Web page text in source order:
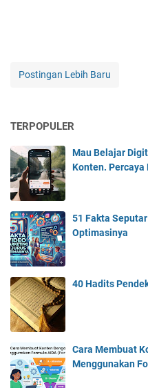
Postingan Lebih Baru
TERPOPULER
Mau Belajar
Konten. Percaya
51 Fakta
Optimasinya
40 Hadits
Cara Membuat
Menggunakan